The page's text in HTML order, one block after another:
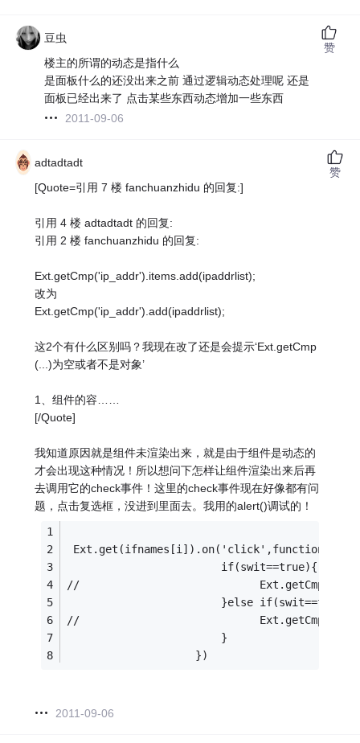
豆虫
楼主的所谓的动态是指什么
是面板什么的还没出来之前 通过逻辑动态处理呢 还是
面板已经出来了 点击某些东西动态增加一些东西
2011-09-06
赞
adtadtadt
[Quote=引用 7 楼 fanchuanzhidu 的回复:]
引用 4 楼 adtadtadt 的回复:
引用 2 楼 fanchuanzhidu 的回复:
Ext.getCmp('ip_addr').items.add(ipaddrlist);
改为
Ext.getCmp('ip_addr').add(ipaddrlist);
这2个有什么区别吗？我现在改了还是会提示‘Ext.getCmp
(...)为空或者不是对象’
1、组件的容……
[/Quote]
我知道原因就是组件未渲染出来，就是由于组件是动态的
才会出现这种情况！所以想问下怎样让组件渲染出来后再
去调用它的check事件！这里的check事件现在好像都有问
题，点击复选框，没进到里面去。我用的alert()调试的！
                        if(swit==true){
//
}else
//
                        }
                    })
2011-09-06
赞